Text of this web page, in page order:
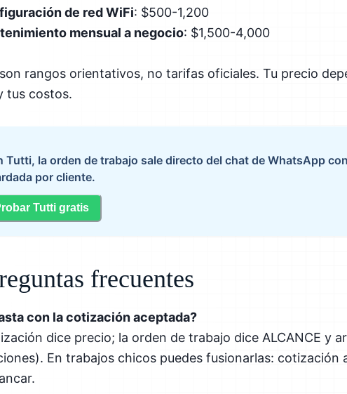
de red WiFi: $500-1,200
mensual a negocio: $1,500-4,000
rangos orientativos, no tarifas oficiales. Tu precio
tus costos.
Tutti, la orden de trabajo sale directo del chat de WhatsApp
por cliente.
Tutti gratis
frecuentes
con la cotización aceptada?
dice precio; la orden de trabajo dice ALCANCE y
En trabajos chicos puedes fusionarlas: